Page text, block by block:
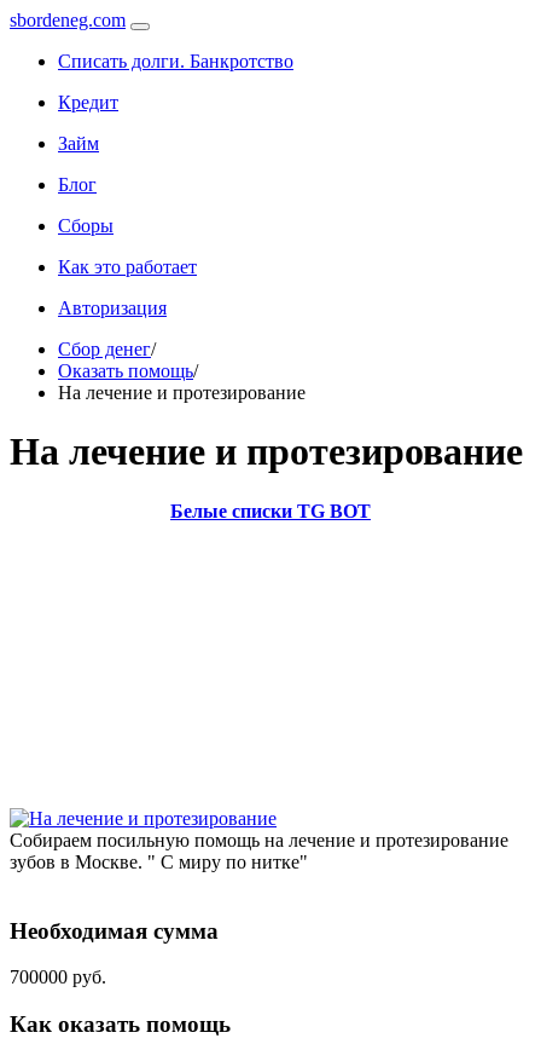
sbordeneg.com
Списать долги. Банкротство
Кредит
Займ
Блог
Сборы
Как это работает
Авторизация
Сбор денег/
Оказать помощь/
На лечение и протезирование
На лечение и протезирование
Белые списки TG BOT
Собираем посильную помощь на лечение и протезирование
зубов в Москве. " С миру по нитке"
Необходимая сумма
700000 руб.
Как оказать помощь